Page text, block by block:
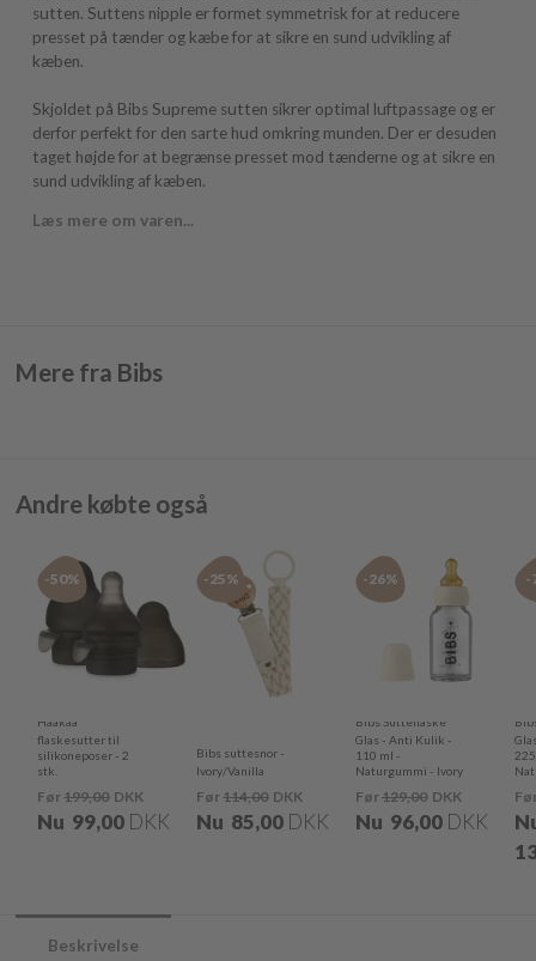
sutten. Suttens nipple er formet symmetrisk for at reducere
presset på tænder og kæbe for at sikre en sund udvikling af
kæben.
Skjoldet på Bibs Supreme sutten sikrer optimal luftpassage og er
derfor perfekt for den sarte hud omkring munden. Der er desuden
taget højde for at begrænse presset mod tænderne og at sikre en
sund udvikling af kæben.
Læs mere om varen...
Mere fra Bibs
Andre købte også
-50%
Haakaa
flaskesutter til
silikoneposer - 2
stk.
Før 199,00DKK
Nu 99,00 DKK
-25%
Bibs suttesnor -
Ivory/Vanilla
Før114,00DKK
Nu 85,00 DKK
-26%
Bibs Sutteflaske
Glas - Anti Kulik -
110 ml -
Naturgummi - Ivory
Før129,00 DKK
Nu 96,00 DKK
-
Beskrivelse